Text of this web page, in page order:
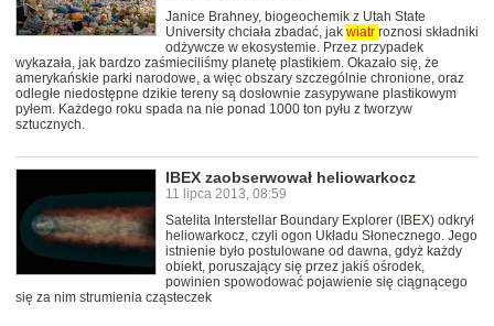
Janice Brahney, biogeochemik z Utah State
University chciała zbadać, jak wiatr roznosi składniki
odżywcze w ekosystemie. Przez przypadek
wykazała, jak bardzo zaśmieciliśmy planetę plastikiem. Okazało się, że
amerykańskie parki narodowe, a więc obszary szczególnie chronione, oraz
odległe niedostępne dzikie tereny są dosłownie zasypywane plastikowym
pyłem. Każdego roku spada na nie ponad 1000 ton pyłu z tworzyw
sztucznych.
IBEX zaobserwował heliowarkocz
11 lipca 2013, 08:59
Satelita Interstellar Boundary Explorer (IBEX) odkrył
heliowarkocz, czyli ogon Układu Słonecznego. Jego
istnienie było postulowane od dawna, gdyż każdy
obiekt, poruszający się przez jakiś ośrodek,
powinien spowodować pojawienie się ciągnącego
się za nim strumienia cząsteczek